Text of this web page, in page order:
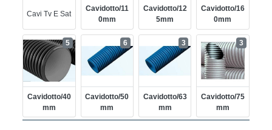
Cavi Tv E Sat
Cavidotto/11
0mm
Cavidotto/12
5mm
Cavidotto/16
0mm
Cavidotto/40
Mm
5
Cavidotto/50
Mm
6
Cavidotto/63
Mm
3
Cavidotto/75
Mm
3